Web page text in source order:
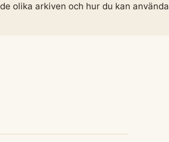
olika arkiven och hur du kan använda